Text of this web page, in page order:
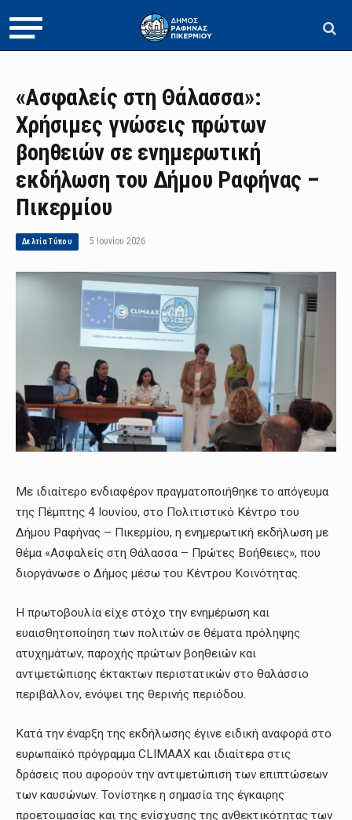
«Ασφαλείς στη Θάλασσα»:
Χρήσιμες γνώσεις πρώτων
βοηθειών σε ενημερωτική
εκδήλωση του Δήμου Ραφήνας –
Πικερμίου
Δελτία Τύπου 5 Ιουνίου 2026
Με ιδιαίτερο ενδιαφέρον πραγματοποιήθηκε το απόγευμα
της Πέμπτης 4 Ιουνίου, στο Πολιτιστικό Κέντρο του
Δήμου Ραφήνας – Πικερμίου, η ενημερωτική εκδήλωση με
θέμα «Ασφαλείς στη Θάλασσα – Πρώτες Βοήθειες», που
διοργάνωσε ο Δήμος μέσω του Κέντρου Κοινότητας.
Η πρωτοβουλία είχε στόχο την ενημέρωση και
ευαισθητοποίηση των πολιτών σε θέματα πρόληψης
ατυχημάτων, παροχής πρώτων βοηθειών και
αντιμετώπισης έκτακτων περιστατικών στο θαλάσσιο
περιβάλλον, ενόψει της θερινής περιόδου.
Κατά την έναρξη της εκδήλωσης έγινε ειδική αναφορά στο
ευρωπαϊκό πρόγραμμα CLIMAAX και ιδιαίτερα στις
δράσεις που αφορούν την αντιμετώπιση των επιπτώσεων
των καυσώνων. Τονίστηκε η σημασία της έγκαιρης
προετοιμασίας και της ενίσχυσης της ανθεκτικότητας των